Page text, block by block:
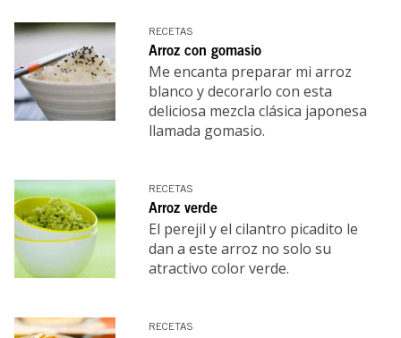
RECETAS
Arroz con gomasio
Me encanta preparar mi arroz
blanco y decorarlo con esta
deliciosa mezcla clásica japonesa
llamada gomasio.
RECETAS
Arroz verde
El perejil y el cilantro picadito le
dan a este arroz no solo su
atractivo color verde.
RECETAS